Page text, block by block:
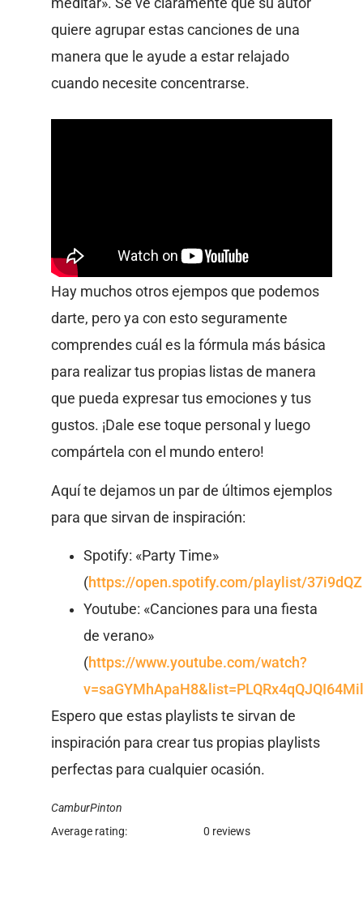
meditar». Se ve claramente que su autor
quiere agrupar estas canciones de una
manera que le ayude a estar relajado
cuando necesite concentrarse.
Hay muchos otros ejempos que podemos
darte, pero ya con esto seguramente
comprendes cuál es la fórmula más básica
para realizar tus propias listas de manera
que pueda expresar tus emociones y tus
gustos. ¡Dale ese toque personal y luego
compártela con el mundo entero!
Aquí te dejamos un par de últimos ejemplos
para que sirvan de inspiración:
Spotify: «Party Time»
(https://open.spotify.com/playlist/
Youtube: «Canciones para una fiesta
de verano»
(https://www.youtube.com/watch?
Espero que estas playlists te sirvan de
inspiración para crear tus propias playlists
perfectas para cualquier ocasión.
CamburPinton
Average rating:
0 reviews